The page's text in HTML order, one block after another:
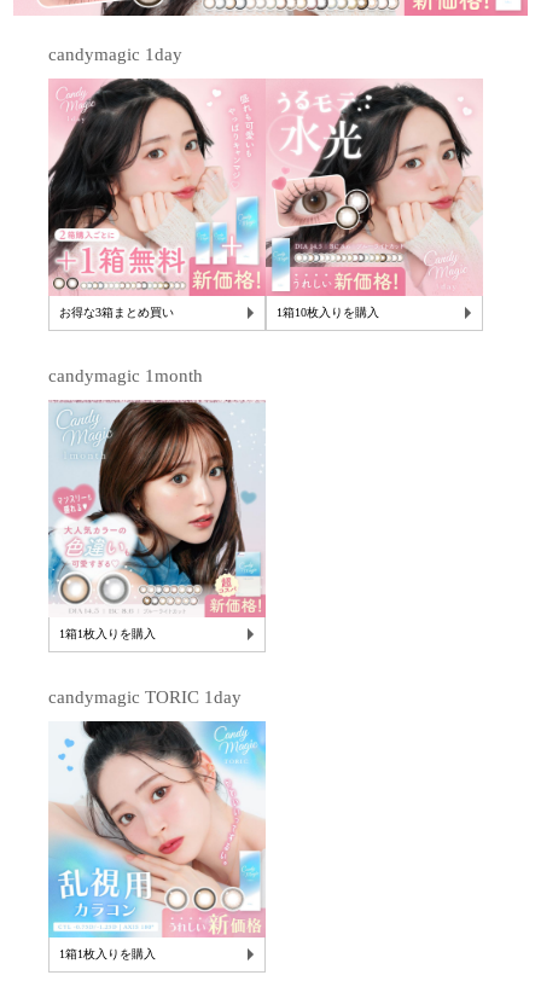
candymagic 1day
お得な3箱まとめ買い 1箱10枚入りを購入
candymagic 1month
1箱1枚入りを購入
candymagic TORIC 1day
1箱1枚入りを購入